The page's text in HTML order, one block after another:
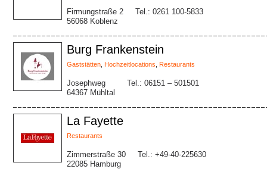
Firmungstraße 2
56068 Koblenz
Tel.: 0261 100-5833
Burg Frankenstein
Gaststätten Hochzeitlocations Restaurants
Josephweg
64367 Mühltal
Tel.: 06151 – 501501
La Fayette
Restaurants
Zimmerstraße 30
22085 Hamburg
Tel.: +49-40-225630